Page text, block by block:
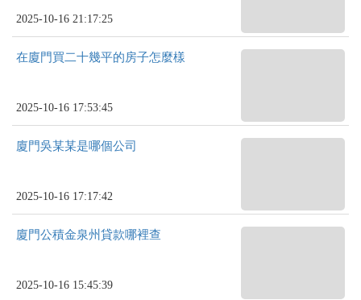
2025-10-16 21:17:25
在廈門買二十幾平的房子怎麼樣
2025-10-16 17:53:45
廈門吳某某是哪個公司
2025-10-16 17:17:42
廈門公積金泉州貸款哪裡查
2025-10-16 15:45:39